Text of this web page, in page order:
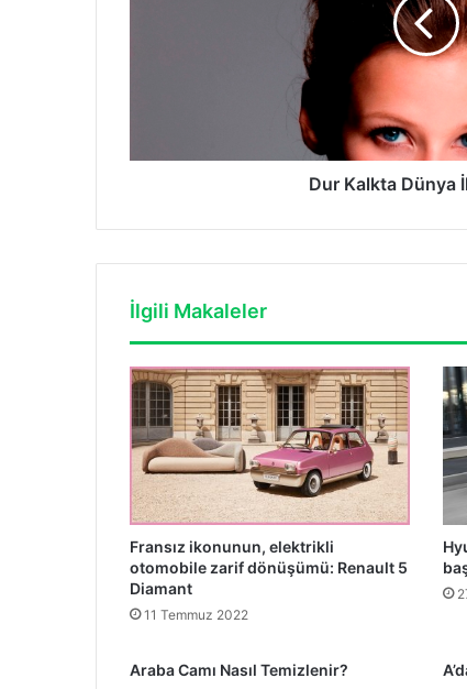
Dur Kalkta Dünya
İlgili Makaleler
Fransız ikonunun, elektrikli
otomobile zarif dönüşümü: Renault 5
Diamant
11 Temmuz 2022
Araba Camı Nasıl Temizlenir?